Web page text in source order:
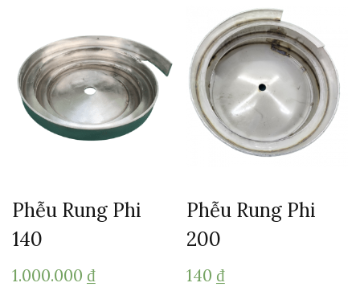
Phễu Rung Phi
140
1.000.000 ₫
Phễu Rung Phi
200
140 ₫